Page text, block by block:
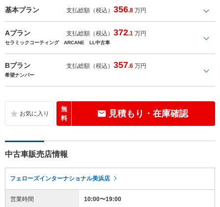
基本プラン 支払総額（税込）356.8 万円
Aプラン 支払総額（税込）372.1 万円
セラミックコーティング ARCANE LL中古車
Bプラン 支払総額（税込）357.6 万円
希望ナンバー
無
料
見積もり・在庫確認
中古車販売店情報
フェローズインターナショナル美浜店
営業時間 10:00〜19:00